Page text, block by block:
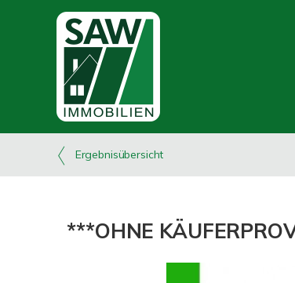
Ergebnisübersicht
***OHNE